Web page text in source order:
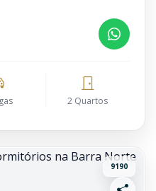
2 Quartos
9190